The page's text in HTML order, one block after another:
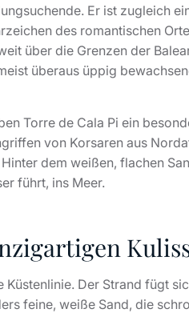
Er ist zugleich
des romantischen
über die Grenzen der
überaus üppig
Torre de Cala Pi ein
von Korsaren aus
dem weißen, flachen
führt, ins Meer.
Der Strand fügt
feine, weiße Sand, die